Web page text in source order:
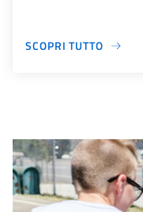
SCOPRI TUTTO